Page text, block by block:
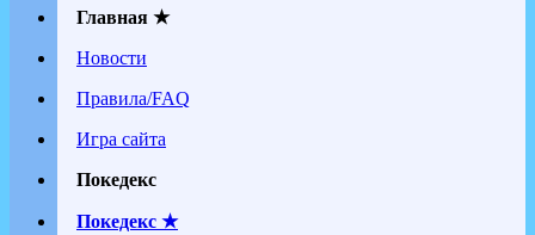
Главная ★
Новости
Правила/FAQ
Игра сайта
Покедекс
Покедекс ★